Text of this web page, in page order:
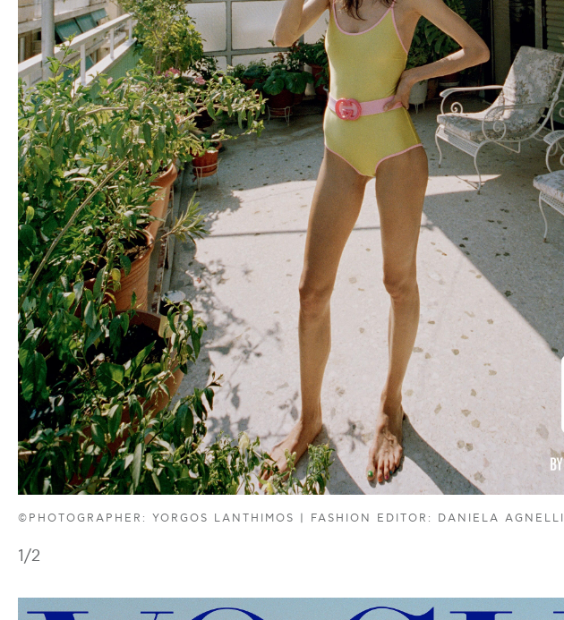
©PHOTOGRAPHER: YORGOS LANTHIMOS | FASHION EDITOR: DANIELA AGNELLI
1/2